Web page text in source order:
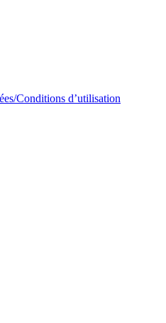
Conditions d’utilisation